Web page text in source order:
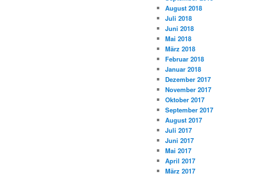
August 2018
Juli 2018
Juni 2018
Mai 2018
März 2018
Februar 2018
Januar 2018
Dezember 2017
November 2017
Oktober 2017
September 2017
August 2017
Juli 2017
Juni 2017
Mai 2017
April 2017
März 2017